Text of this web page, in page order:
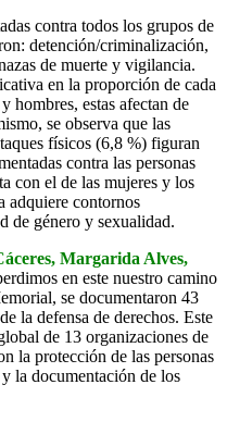
contra todos los grupos de
detención/criminalización,
de muerte y vigilancia.
en la proporción de cada
hombres, estas afectan de
se observa que las
físicos (6,8 %) figuran
contra las personas
con el de las mujeres y los
adquiere contornos
de género y sexualidad.
Margarida Alves,
en este nuestro camino
se documentaron 43
la defensa de derechos. Este
de 13 organizaciones de
la protección de las personas
la documentación de los